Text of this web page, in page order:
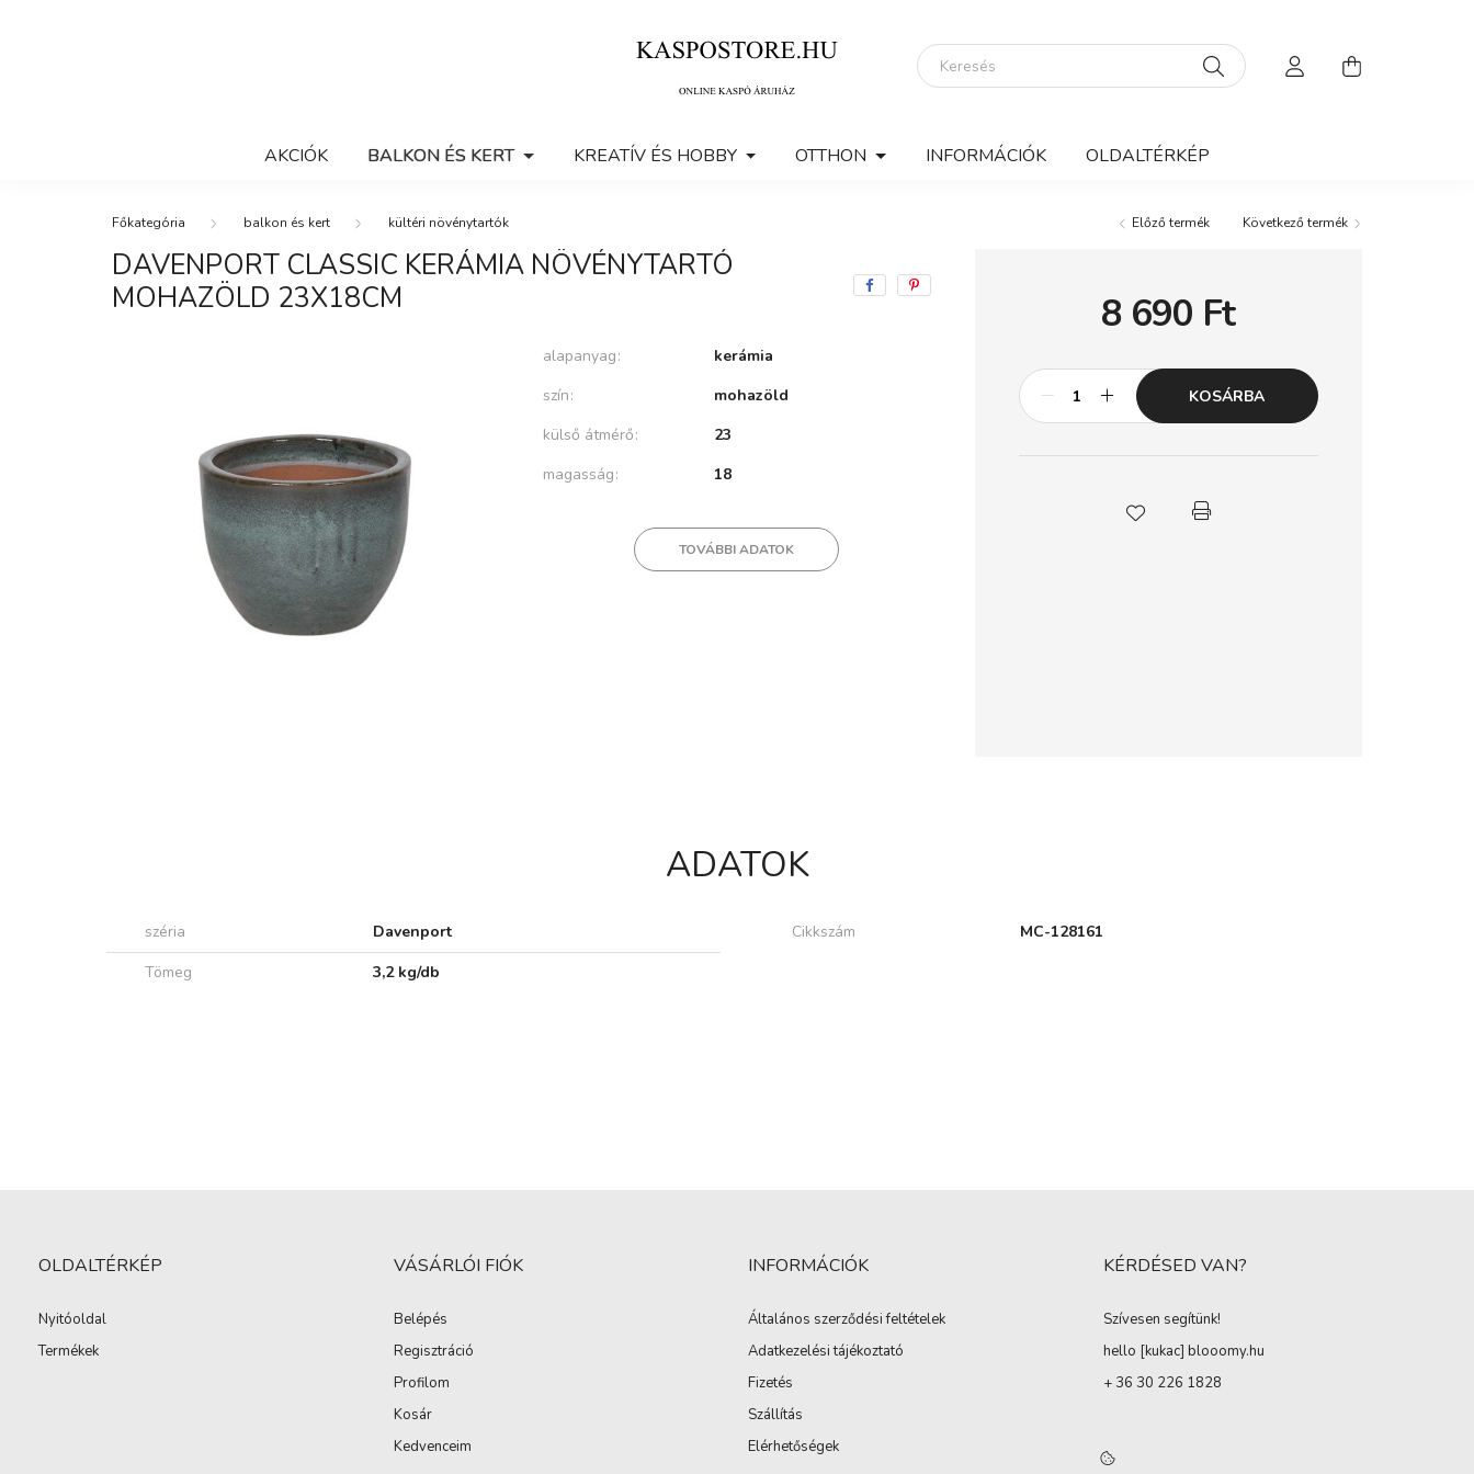
AKCIÓK BALKON ÉS KERT KREATÍV ÉS HOBBY OTTHON INFORMÁCIÓK OLDALTÉRKÉP
balkon és kert kültéri növénytartók Előző termék Következő termék
DAVENPORT CLASSIC KERÁMIA NÖVÉNYTARTÓ
MOHAZÖLD 23X18CM
alapanyag
kerámia
szín
mohazöld
külső átmérő
23
magasság
18
TOVÁBBI ADATOK
8 690 Ft
KOSÁRBA
ADATOK
széria Davenport Cikkszám
MC-128161
Tömeg
3,2 kg/db
OLDALTÉRKÉP
Nyitóoldal
Termékek
VÁSÁRLÓI FIÓK
Belépés
Regisztráció
Profilom
Kosár
Kedvenceim
INFORMÁCIÓK
Általános szerződési feltételek
Adatkezelési tájékoztató
Fizetés
Szállítás
Elérhetőségek
KÉRDÉSED VAN?
Szívesen segítünk!
hello [kukac] blooomy.hu
+ 36 30 226 1828